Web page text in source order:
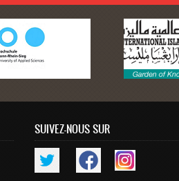
SUIVEZ-NOUS SUR